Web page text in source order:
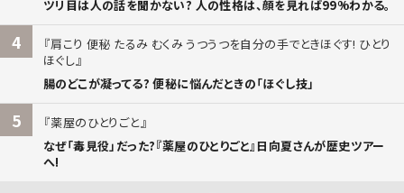
ツリ目は人の話を聞かない? 人の性格は、顔を見れば99%わかる。
4
肩こり 便秘 たるみ むくみ うつうつを自分の手でときほぐす! ひとり
ほぐし
腸のどこが凝ってる? 便秘に悩んだときの「ほぐし技」
5
薬屋のひとりごと
なぜ「毒見役」だった?『薬屋のひとりごと』日向夏さんが歴史ツアー
へ!